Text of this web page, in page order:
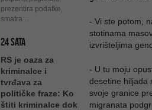
prezentira podatke,
smatra ...
24 SATA
RS je oaza za
kriminalce i
tvrđava za
političke fraze: Ko
štiti kriminalce dok
- Vi ste potom,
stotinama
izvrišteljima
- U tu moju
desetine hiljada
svoje granice
migranata